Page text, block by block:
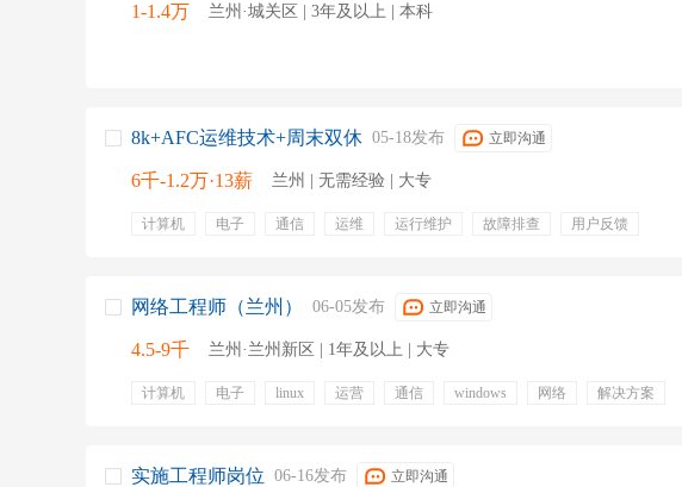
1-1.4万 兰州·城关区 | 3年及以上 | 本科
8k+AFC运维技术+周末双休 05-18发布 立即沟通
6千-1.2万·13薪 兰州 | 无需经验 | 大专
计算机 电子 通信 运维 运行维护 故障排查
用户反馈
晋升空间
包食宿 带薪年假
网络工程师（兰州） 06-05发布 立即沟通
4.5-9千 兰州·兰州新区 | 1年及以上 | 大专
计算机 电子 linux 运营 通信 windows 网络
解决方案
实施工程师岗位 06-16发布 立即沟通